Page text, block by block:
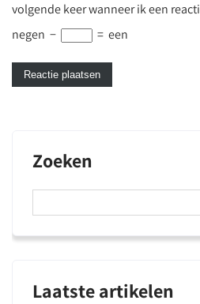
volgende keer wanneer ik een
negen − = een
Zoeken
Laatste artikelen